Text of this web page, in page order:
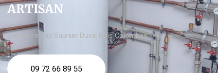
ARTISAN
chaudière gaz Saunier Duval Bois Colombes
09 72 66 89 55